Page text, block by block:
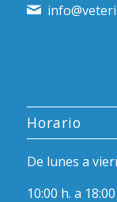
Horario
De lunes a
10:00 h. a